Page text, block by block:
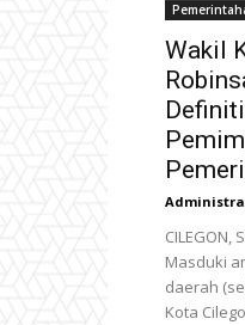
Wakil
CILEGON,
Masduki
daerah
Kota